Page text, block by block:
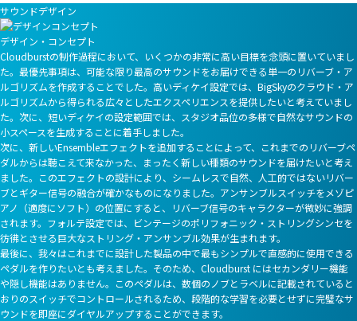
サウンドデザイン
デザイン・コンセプト
Cloudburstの制作過程において、いくつかの非常に高い目標を念頭に置いていまし
た。最優先事項は、可能な限り最高のサウンドをお届けできる単一のリバーブ・ア
ルゴリズムを作成することでした。高いディケイ設定では、BigSkyのクラウド・ア
ルゴリズムから得られる広々としたエクスペリエンスを提供したいと考えていまし
た。次に、短いディケイの設定範囲では、スタジオ品位の多様で自然なサウンドの
小スペースを生成することに着手しました。
次に、新しいEnsembleエフェクトを追加することによって、これまでのリバーブペ
ダルからは聴こえて来なかった、まったく新しい種類のサウンドを届けたいと考え
ました。このエフェクトの設計により、シームレスで自然、人工的ではないリバー
ブとギター信号の融合が確かなものになりました。アンサンブルスイッチをメゾピ
アノ（適度にソフト）の位置にすると、リバーブ信号のキャラクターが微妙に強調
されます。フォルテ設定では、ビンテージのポリフォニック・ストリングシンセを
彷彿とさせる巨大なストリング・アンサンブル効果が生まれます。
最後に、我々はこれまでに設計した製品の中で最もシンプルで直感的に使用できる
ペダルを作りたいとも考えました。そのため、Cloudburst にはセカンダリー機能
や隠し機能はありません。このペダルは、数個のノブとラベルに記載されていると
おりのスイッチでコントロールされるため、段階的な学習を必要とせずに完璧なサ
ウンドを即座にダイヤルアップすることができます。